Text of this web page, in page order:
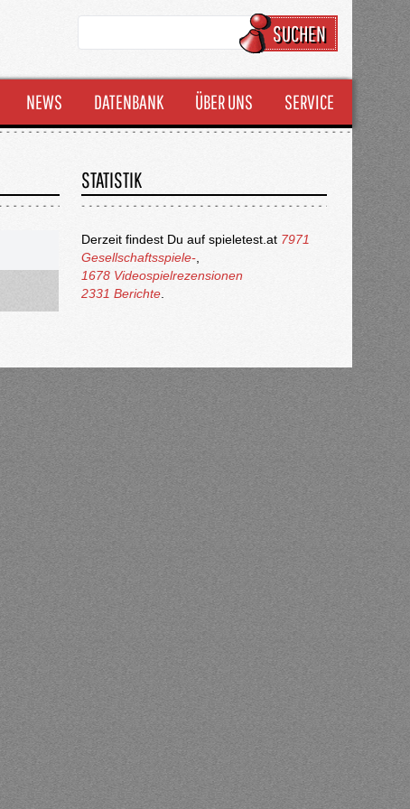
SUCHEN
NEWS DATENBANK ÜBER UNS SERVICE
STATISTIK
Derzeit findest Du auf spieletest.at 7971
Gesellschaftsspiele-,
1678 Videospielrezensionen
2331 Berichte.